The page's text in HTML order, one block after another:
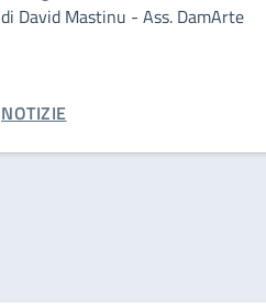
di David Mastinu - Ass. DamArte
CATEGORIA CORRELATA:
NOTIZIE